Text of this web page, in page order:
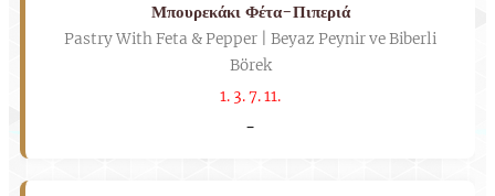
Μπουρεκάκι Φέτα-Πιπεριά
Pastry With Feta & Pepper | Beyaz Peynir ve Biberli
Börek
1. 3. 7. 11.
-